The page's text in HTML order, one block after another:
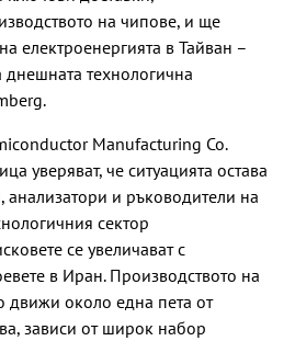
на чипове, и ще
електроенергията в Тайван –
днешната технологична
Manufacturing Co.
уверяват, че ситуацията остава
анализатори и ръководители на
сектор
се увеличават с
в Иран. Производството на
движи около една пета от
зависи от широк набор